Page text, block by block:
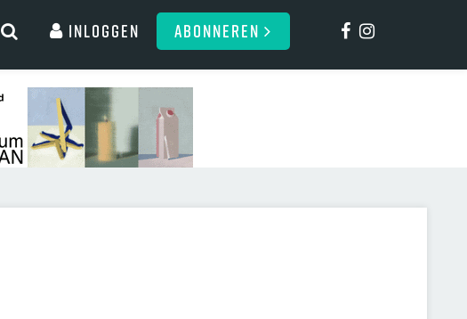
Inloggen ABONNEREN